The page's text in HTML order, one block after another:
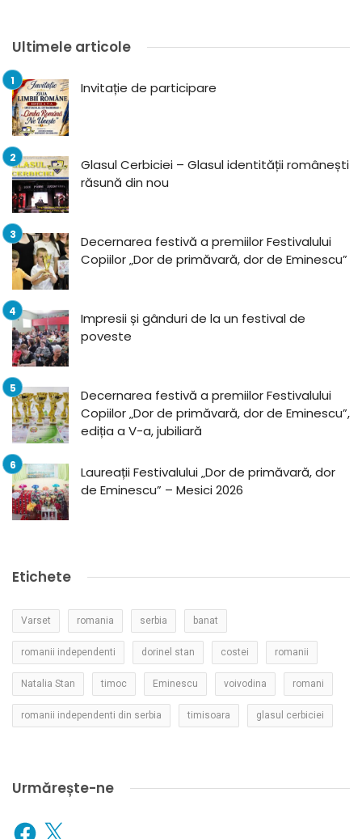
Ultimele articole
Invitație de participare
Glasul Cerbiciei – Glasul identității românești
răsună din nou
Decernarea festivă a premiilor Festivalului
Copiilor „Dor de primăvară, dor de Eminescu”
Impresii și gânduri de la un festival de
poveste
Decernarea festivă a premiilor Festivalului
Copiilor „Dor de primăvară, dor de Eminescu”,
ediția a V-a, jubiliară
Laureații Festivalului „Dor de primăvară, dor
de Eminescu” – Mesici 2026
Etichete
Varset romania serbia banat
romanii independenti dorinel stan costei romanii
Natalia Stan timoc Eminescu voivodina romani
romanii independenti din serbia timisoara glasul cerbiciei
Urmărește-ne
Facebook
X